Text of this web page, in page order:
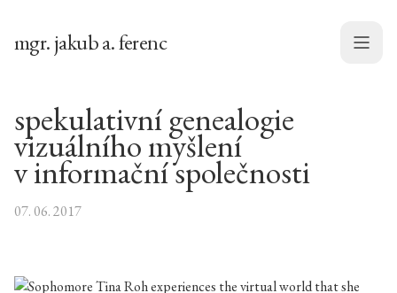
mgr. jakub a. ferenc Menu
spekulativní genealogie
vizuálního myšlení
v informační společnosti
07. 06. 2017